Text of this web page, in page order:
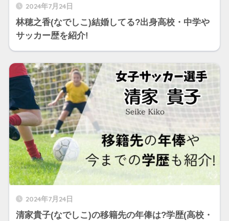
2024年7月24日
林穂之香(なでしこ)結婚してる?出身高校・中学や
サッカー歴を紹介!
2024年7月24日
清家貴子(なでしこ)の移籍先の年俸は?学歴(高校・